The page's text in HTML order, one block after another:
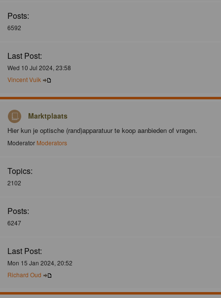
Posts:
6592
Last Post:
Wed 10 Jul 2024, 23:58
Vincent Vuik
Marktplaats
Hier kun je optische (rand)apparatuur te koop aanbieden of vragen.
Moderator Moderators
Topics:
2102
Posts:
6247
Last Post:
Mon 15 Jan 2024, 20:52
Richard Oud